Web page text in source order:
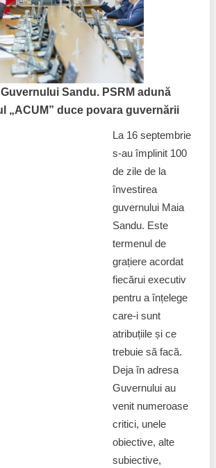
cele mai proaste politici locale din
Sandu. PSRM adună
„ACUM” duce povara guvernării
La 16 septembrie
s-au împlinit 100
de zile de la
învestirea
guvernului Maia
Sandu. Este
termenul de
grațiere acordat
fiecărui executiv
pentru a înțelege
care-i sunt
atribuțiile și ce
trebuie să facă.
Deja în adresa
Guvernului au
venit numeroase
critici, unele
obiective, alte
subiective,